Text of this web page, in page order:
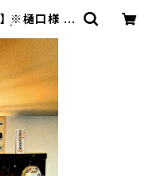
】 ※樋口様 カ